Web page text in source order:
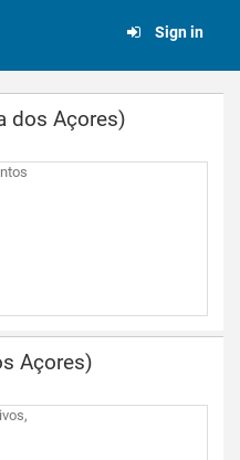
Sign in
dos Açores)
Açores)